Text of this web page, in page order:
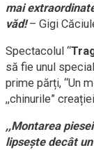
mai
văd! – Gigi
Spectacolul “
să fie unul
prime părți, “Un
,,chinurile”
,,Montarea
lipseşte decât